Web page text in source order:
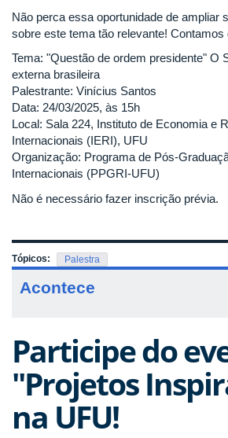
Não perca essa oportunidade de ampliar
sobre este tema tão relevante!
Tema: "Questão de ordem presidente" O
externa brasileira
Palestrante: Vinícius Santos
Data: 24/03/2025, às 15h
Local: Sala 224, Instituto de Economia e
Internacionais (IERI), UFU
Organização: Programa de Pós-
Internacionais (PPGRI-UFU)
Não é necessário fazer inscrição prévia.
Tópicos: Palestra
Acontece
Participe do
"Projetos
na UFU!